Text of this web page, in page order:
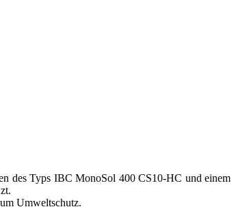
des Typs IBC MonoSol 400 CS10-HC und einem
Umweltschutz.